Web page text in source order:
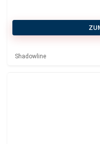
Shadowline